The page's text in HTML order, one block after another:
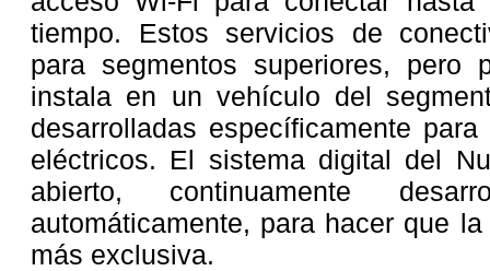
tiempo. Estos servicios de
para segmentos superiores, pero
instala en un vehículo del
desarrolladas específicamente
eléctricos. El sistema digital del
abierto, continuamente
automáticamente, para hacer que
más exclusiva.